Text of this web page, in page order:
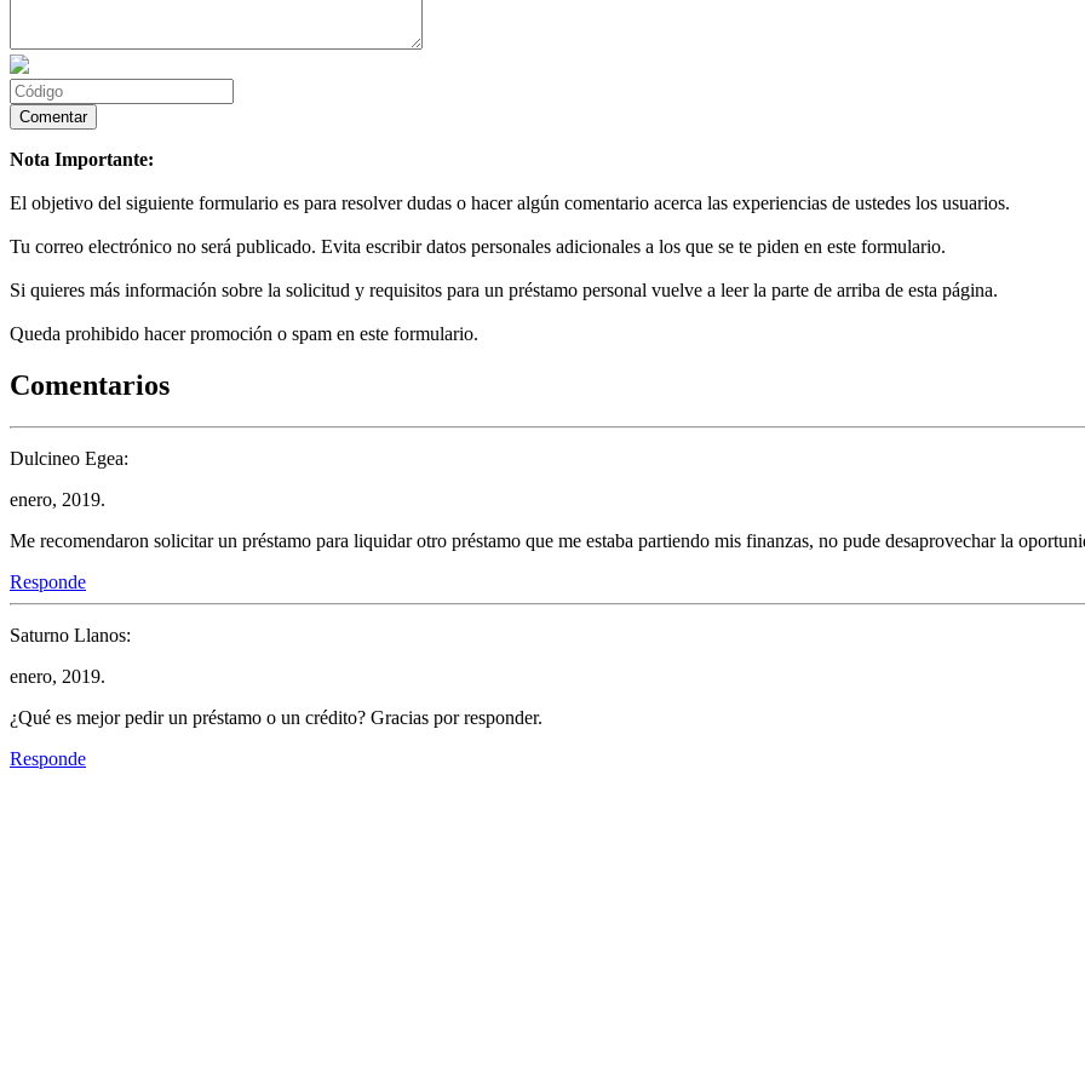
Nota Importante:
El objetivo del siguiente formulario es para resolver dudas o hacer algún comentario acerca las experiencias de ustedes los usuarios.
Tu correo electrónico no será publicado. Evita escribir datos personales adicionales a los que se te piden en este formulario.
Si quieres más información sobre la solicitud y requisitos para un préstamo personal vuelve a leer la parte de arriba de esta página.
Queda prohibido hacer promoción o spam en este formulario.
Comentarios
Dulcineo Egea:
enero, 2019.
Me recomendaron solicitar un préstamo para liquidar otro préstamo que me estaba partiendo mis finanzas, no pude desaprovechar la
Responde
Saturno Llanos:
enero, 2019.
¿Qué es mejor pedir un préstamo o un crédito? Gracias por responder.
Responde